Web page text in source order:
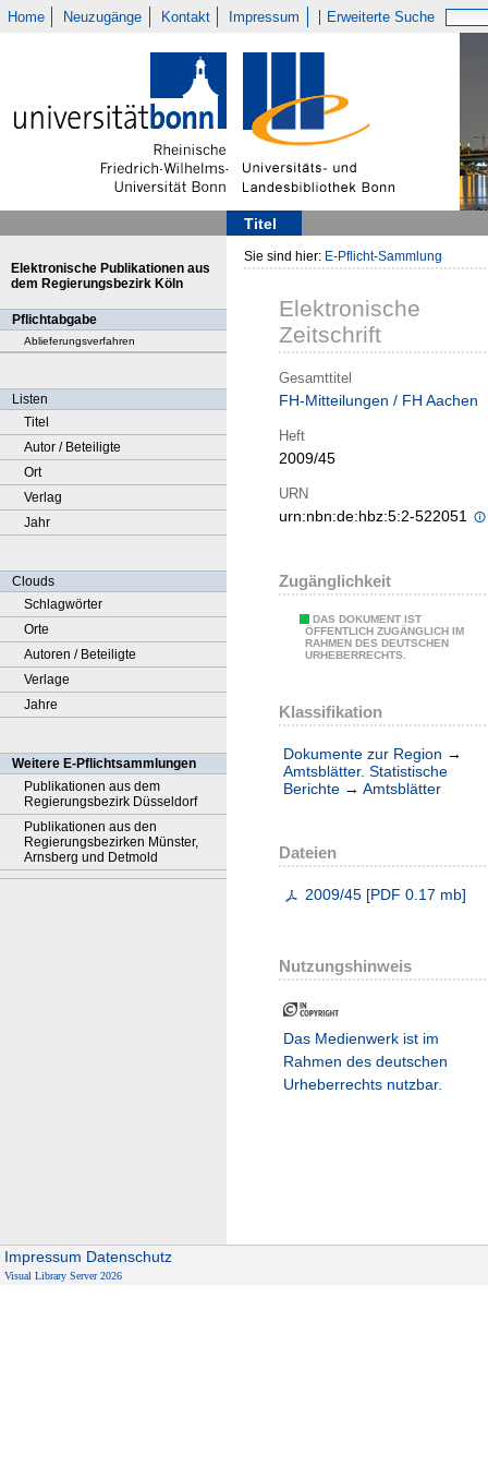
Home Neuzugänge Kontakt Impressum Erweiterte Suche
Titel
Elektronische Publikationen aus
dem Regierungsbezirk Köln
Pflichtabgabe
Ablieferungsverfahren
Listen
Titel
Autor / Beteiligte
Ort
Verlag
Jahr
Clouds
Schlagwörter
Orte
Autoren / Beteiligte
Verlage
Jahre
Weitere E-Pflichtsammlungen
Publikationen aus dem
Regierungsbezirk Düsseldorf
Publikationen aus den
Regierungsbezirken Münster,
Arnsberg und Detmold
Sie sind hier: E-Pflicht-Sammlung
Elektronische
Zeitschrift
Gesamttitel
FH-Mitteilungen / FH Aachen
Heft
2009/45
URN
urn:nbn:de:hbz:5:2-522051
Zugänglichkeit
DAS DOKUMENT IST
ÖFFENTLICH ZUGÄNGLICH IM
RAHMEN DES DEUTSCHEN
URHEBERRECHTS.
Klassifikation
Dokumente zur Region →
Amtsblätter. Statistische
Berichte → Amtsblätter
Dateien
2009/45 [PDF 0.17 mb]
Nutzungshinweis
Das Medienwerk ist im
Rahmen des deutschen
Urheberrechts nutzbar.
Impressum Datenschutz
Visual Library Server 2026